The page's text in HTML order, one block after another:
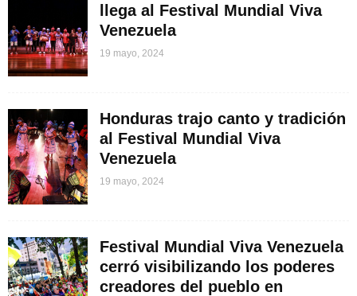
llega al Festival Mundial Viva
Venezuela
19 mayo, 2024
Honduras trajo canto y tradición
al Festival Mundial Viva
Venezuela
19 mayo, 2024
Festival Mundial Viva Venezuela
cerró visibilizando los poderes
creadores del pueblo en